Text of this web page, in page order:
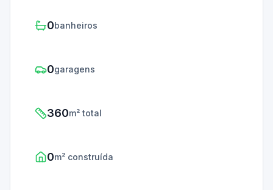
0banheiros
0garagens
360m² total
0m² construída